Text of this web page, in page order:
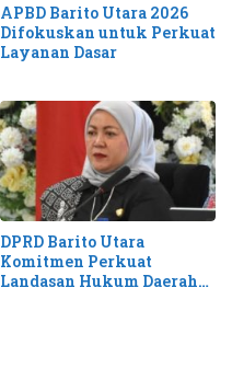
APBD Barito Utara 2026
Difokuskan untuk Perkuat
Layanan Dasar
DPRD Barito Utara
Komitmen Perkuat
Landasan Hukum Daerah